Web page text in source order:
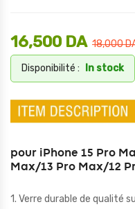
18,000
16,500 DA
Disponibilité : In stock
pour iPhone 15 Pro
Max/13 Pro Max/12
1. Verre durable de qualité